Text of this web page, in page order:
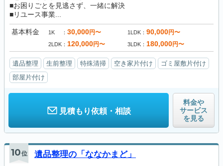
■お困りごとを見逃さず、一緒に解決
■リユース事業...
基本料金 1K 30,000円〜 1LDK 90,000円〜
2LDK 120,000円〜 3LDK 180,000円〜
遺品整理 生前整理 特殊清掃 空き家片付け
ゴミ屋敷片付け
部屋片付け
見積もり依頼・相談
料金や
サービス
を見る
10位 遺品整理の「ななかまど」